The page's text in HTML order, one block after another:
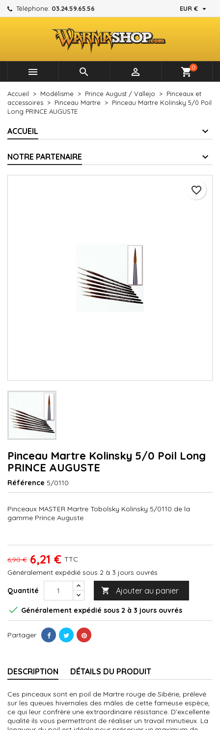
Téléphone: 03.24.59.65.56 EUR € 
   shopping_cart0
Accueil Modélisme Prince August / Vallejo
Pinceaux et
accessoires
Pinceau Martre
Pinceau Martre Kolinsky 5/0 Poil
Long PRINCE AUGUSTE
ACCUEIL
NOTRE PARTENAIRE
Pinceau Martre Kolinsky 5/0 Poil Long
PRINCE AUGUSTE
Référence 5/0110
Pinceaux MASTER Martre Tobolsky Kolinsky 5/0110 de la
gamme Prince Auguste
6,90 € 6,21 € TTC
Généralement expédié sous 2 à 3 jours ouvrés
Quantité  Ajouter au panier
favorite_border
 Généralement expédié sous 2 à 3 jours ouvrés
Partager
DESCRIPTION DÉTAILS DU PRODUIT
Ces pinceaux sont en poil de Martre rouge de Sibérie, prélevé
sur les queues hivernales des mâles de cette fameuse espèce,
ce qui leur confrère une extraordinaire résistance. D’excellente
qualité ils vous permettront de réaliser un travail minutieux. La
Mes listes d'envies ×
Créer une nouvelle liste
Créer une liste d'envies ×
Nom de la liste d'envies
Annuler Créer une liste d'envies
Connexion ×
Vous devez être connecté pour ajouter des produits à
votre liste d'envies.